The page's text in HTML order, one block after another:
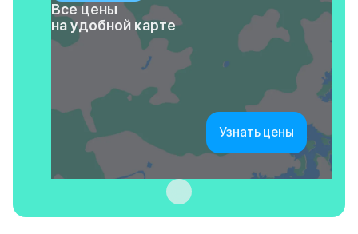
Все цены
на удобной карте
Узнать цены